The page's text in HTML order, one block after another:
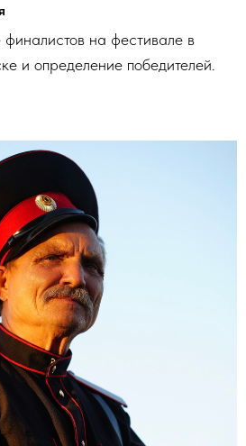
финалистов на фестивале в
и определение победителей.